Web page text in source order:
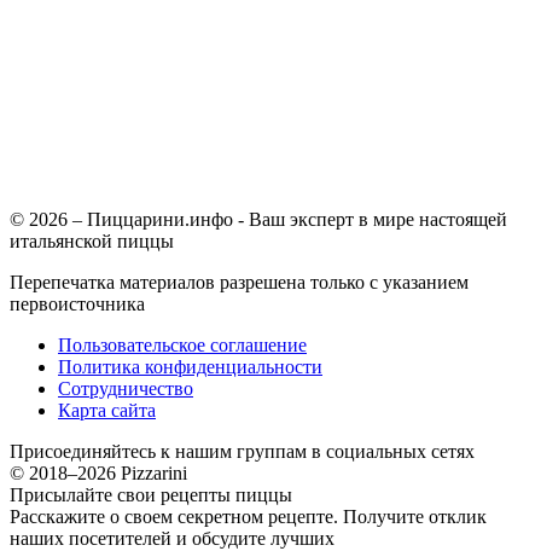
© 2026 – Пиццарини.инфо - Ваш эксперт в мире настоящей
итальянской пиццы
Перепечатка материалов разрешена только с указанием
первоисточника
Пользовательское соглашение
Политика конфиденциальности
Сотрудничество
Карта сайта
Присоединяйтесь к нашим группам в социальных сетях
© 2018–2026 Pizzarini
Присылайте свои рецепты пиццы
Расскажите о своем секретном рецепте. Получите отклик
наших посетителей и обсудите лучших